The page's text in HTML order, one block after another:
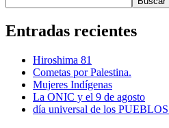
Entradas recientes
Hiroshima 81
Cometas por Palestina.
Mujeres Indígenas
La ONIC y el 9 de agosto
día universal de los